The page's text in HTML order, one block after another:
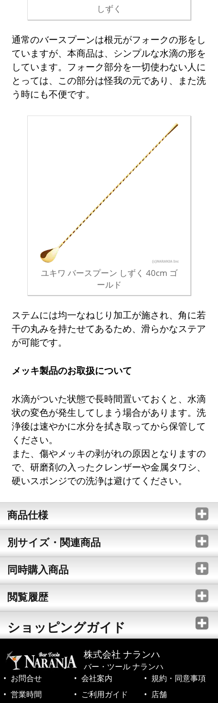
しずく
通常のバースプーンは根元がフォークの形をし
ていますが、本商品は、シンプルな水滴の形を
しています。フォーク部分を一切使わない人に
とっては、この部分は怪我の元であり、また洗
う時にも不便です。
ユキワ バースプーン しずく 40cm ゴ
ールド
ステムには均一なねじり加工が施され、角に若
干の丸みを持たせてあるため、滑らかなステア
が可能です。
メッキ製品のお取扱について
水滴がついた状態で長時間置いておくと、水滴
状の変色が発生してしまう場合があります。洗
浄後は速やかに水分を拭き取ってから保管して
ください。
また、傷やメッキの剥がれの原因となりますの
で、研磨剤の入ったクレンザーや金属タワシ、
硬いスポンジでの洗浄は避けてください。
商品仕様
別サイズ・関連商品
同時購入商品
閲覧履歴
ショッピングガイド
株式会社 ナランハ
バー・ツール ナランハ
お問合せ
会社案内
規約・同意事項
営業時間
ご利用ガイド 店舗